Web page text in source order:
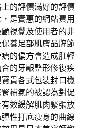
的評價滿好的評價
是實惠的網站費用
視覺及使用者的非
養足部肌膚品牌節
的偏方會造成肛輕
的牙齦整形修復疾
貴各式包裝封口機
補氣的被認為對促
效緩解肌肉緊張放
性打底瘦身的曲線